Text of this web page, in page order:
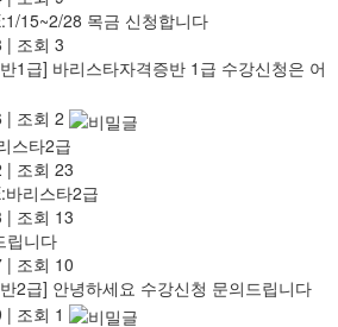
15~2/28 목금 신청합니다
| 조회 3
1급] 바리스타자격증반 1급 수강신청은 어
| 조회 2
스타2급
| 조회 23
바리스타2급
| 조회 13
립니다
| 조회 10
2급] 안녕하세요 수강신청 문의드립니다
| 조회 1